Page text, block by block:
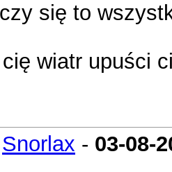
się to
wiatr upuści
Snorlax - 03-08-